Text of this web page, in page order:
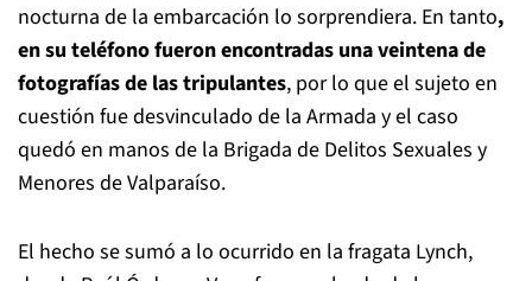
nocturna de la embarcación lo sorprendiera. En tanto,
en su teléfono fueron encontradas una veintena de
fotografías de las tripulantes, por lo que el sujeto en
cuestión fue desvinculado de la Armada y el caso
quedó en manos de la Brigada de Delitos Sexuales y
Menores de Valparaíso.
El hecho se sumó a lo ocurrido en la fragata Lynch,